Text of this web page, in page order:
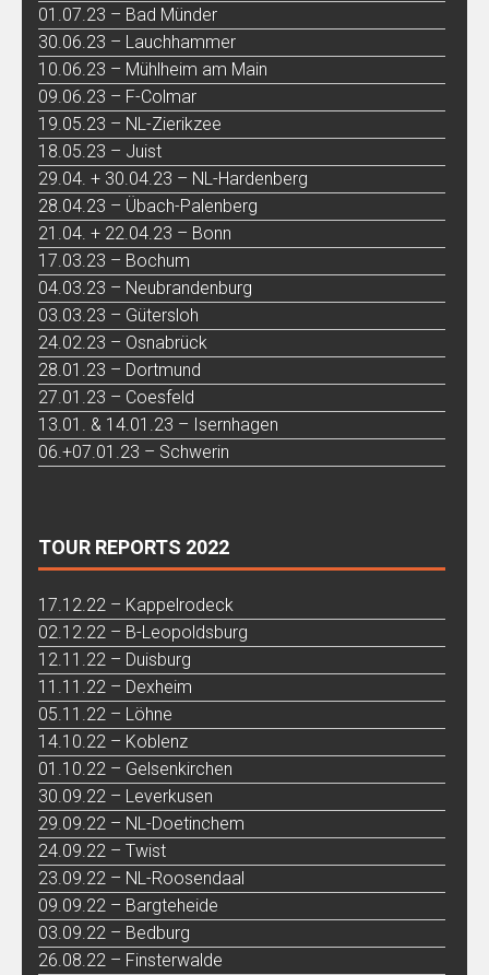
01.07.23 – Bad Münder
30.06.23 – Lauchhammer
10.06.23 – Mühlheim am Main
09.06.23 – F-Colmar
19.05.23 – NL-Zierikzee
18.05.23 – Juist
29.04. + 30.04.23 – NL-Hardenberg
28.04.23 – Übach-Palenberg
21.04. + 22.04.23 – Bonn
17.03.23 – Bochum
04.03.23 – Neubrandenburg
03.03.23 – Gütersloh
24.02.23 – Osnabrück
28.01.23 – Dortmund
27.01.23 – Coesfeld
13.01. & 14.01.23 – Isernhagen
06.+07.01.23 – Schwerin
TOUR REPORTS 2022
17.12.22 – Kappelrodeck
02.12.22 – B-Leopoldsburg
12.11.22 – Duisburg
11.11.22 – Dexheim
05.11.22 – Löhne
14.10.22 – Koblenz
01.10.22 – Gelsenkirchen
30.09.22 – Leverkusen
29.09.22 – NL-Doetinchem
24.09.22 – Twist
23.09.22 – NL-Roosendaal
09.09.22 – Bargteheide
03.09.22 – Bedburg
26.08.22 – Finsterwalde